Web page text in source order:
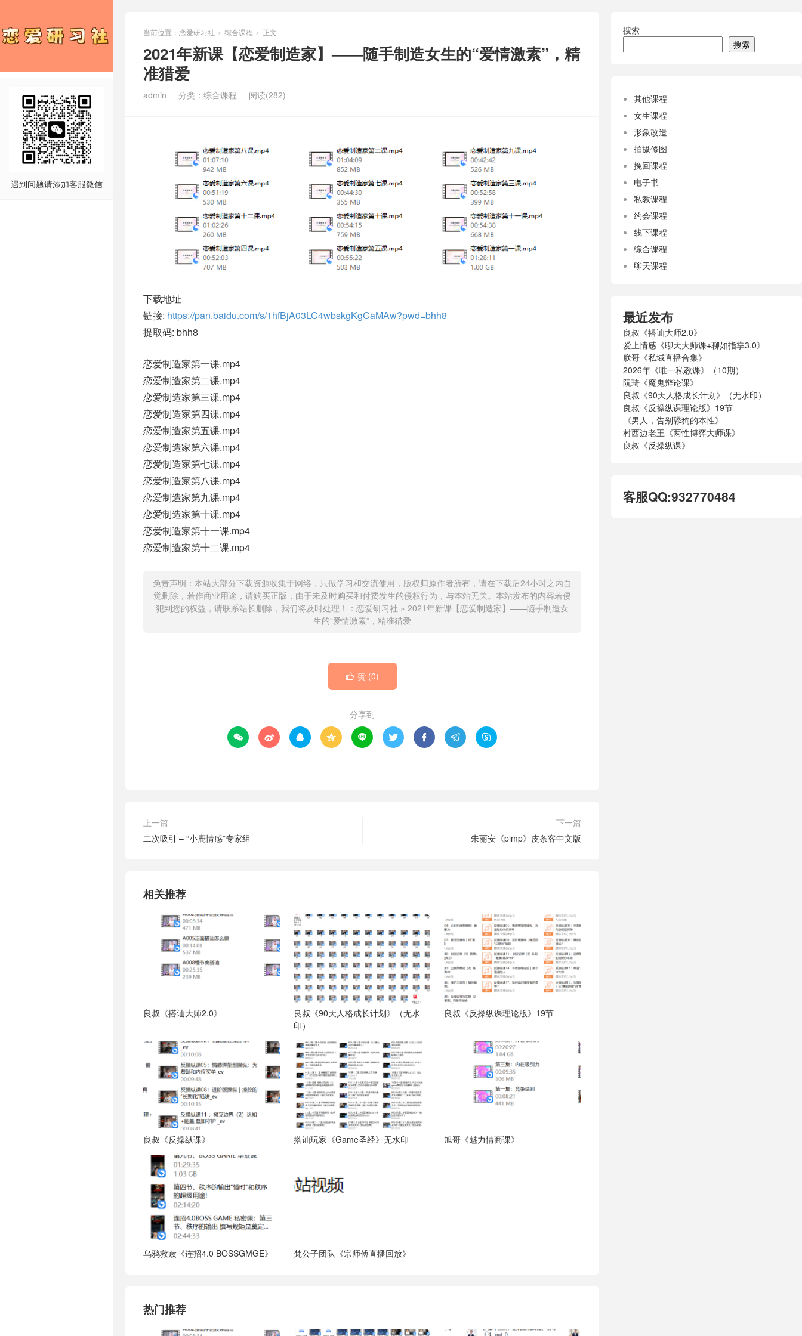
遇到问题请添加客服微信
当前位置： 恋爱研习社 > 综合课程 > 正文
2021年新课【恋爱制造家】——随手制造女生的“爱情激素”，精
准猎爱
admin 分类： 综合课程 阅读(282)
下载地址
链接: https://pan.baidu.com/s/1hfBjA03LC4wbskgKgCaMAw?pwd=bhh8
提取码: bhh8
恋爱制造家第一课.mp4
恋爱制造家第二课.mp4
恋爱制造家第三课.mp4
恋爱制造家第四课.mp4
恋爱制造家第五课.mp4
恋爱制造家第六课.mp4
恋爱制造家第七课.mp4
恋爱制造家第八课.mp4
恋爱制造家第九课.mp4
恋爱制造家第十课.mp4
恋爱制造家第十一课.mp4
恋爱制造家第十二课.mp4
免责声明：本站大部分下载资源收集于网络，只做学习和交流使用，版权归原作者所有，请在下载后24小时之内自
觉删除，若作商业用途，请购买正版，由于未及时购买和付费发生的侵权行为，与本站无关。本站发布的内容若侵
犯到您的权益，请联系站长删除，我们将及时处理！： 恋爱研习社 » 2021年新课【恋爱制造家】——随手制造女
生的“爱情激素”，精准猎爱
 赞 (0)
分享到
        
上一篇
二次吸引 – “小鹿情感”专家组
下一篇
朱丽安《pimp》皮条客中文版
相关推荐
良叔《搭讪大师2.0》
良叔《90天人格成长计划》（无水
印）
良叔《反操纵课理论版》19节
良叔《反操纵课》 搭讪玩家《Game圣经》无水印 旭哥《魅力情商课》
乌鸦救赎《连招4.0 BOSSGMGE》 梵公子团队《宗师傅直播回放》
热门推荐
搜索
搜索
其他课程
女生课程
形象改造
拍摄修图
挽回课程
电子书
私教课程
约会课程
线下课程
综合课程
聊天课程
最近发布
良叔《搭讪大师2.0》
爱上情感《聊天大师课+聊如指掌3.0》
朕哥《私域直播合集》
2026年《唯一私教课》（10期）
阮琦《魔鬼辩论课》
良叔《90天人格成长计划》（无水印）
良叔《反操纵课理论版》19节
《男人，告别舔狗的本性》
村西边老王《两性博弈大师课》
良叔《反操纵课》
客服QQ:932770484